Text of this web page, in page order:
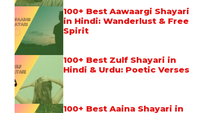
100+ Best Aawaargi Shayari
in Hindi: Wanderlust & Free
Spirit
100+ Best Zulf Shayari in
Hindi & Urdu: Poetic Verses
100+ Best Aaina Shayari in